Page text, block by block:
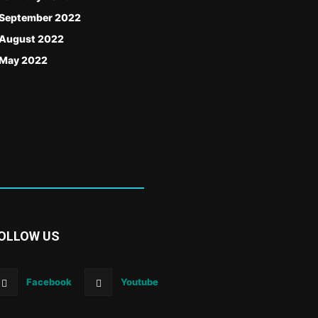
2022
2022
2022
US
Facebook Youtube